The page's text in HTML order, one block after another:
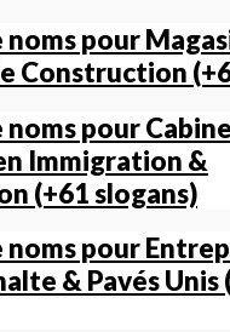
noms pour
Construction
noms pour
Immigration &
(+61 slogans)
noms pour
& Pavés Unis